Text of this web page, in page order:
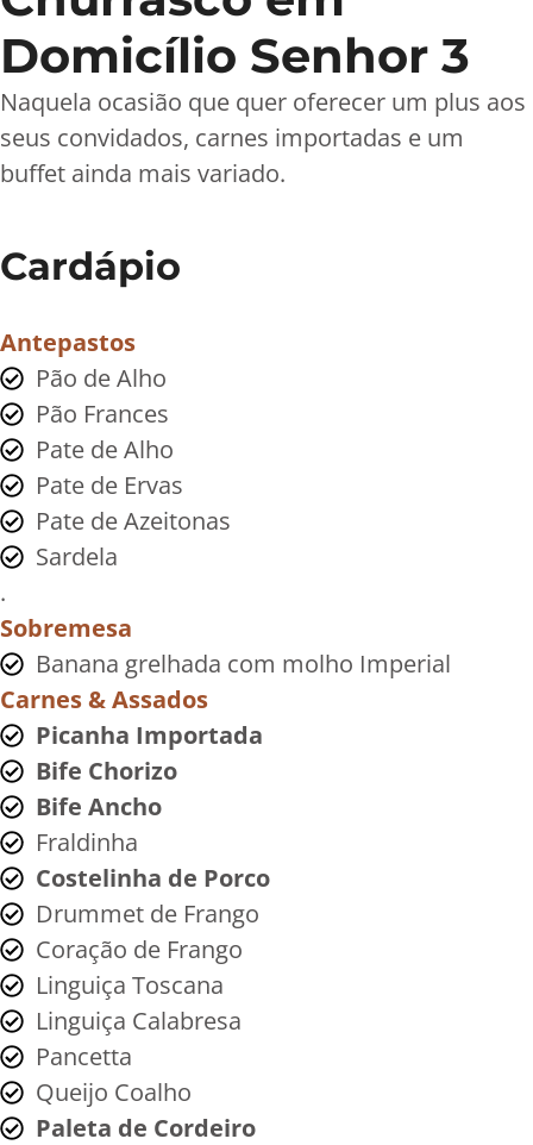
Domicílio Senhor 3
Naquela ocasião que quer oferecer um plus aos
seus convidados, carnes importadas e um
buffet ainda mais variado.
Cardápio
Antepastos
Pão de Alho
Pão Frances
Pate de Alho
Pate de Ervas
Pate de Azeitonas
Sardela
.
Sobremesa
Banana grelhada com molho Imperial
Carnes & Assados
Picanha Importada
Bife Chorizo
Bife Ancho
Fraldinha
Costelinha de Porco
Drummet de Frango
Coração de Frango
Linguiça Toscana
Linguiça Calabresa
Pancetta
Queijo Coalho
Paleta de Cordeiro